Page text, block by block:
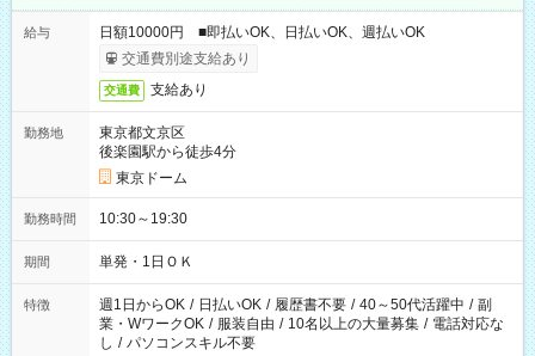
給与
日額10000円 ■即払いOK、日払いOK、週払いOK
交通費別途支給あり
交通費 支給あり
勤務地
東京都文京区
後楽園駅から徒歩4分
東京ドーム
勤務時間 10:30～19:30
期間 単発・1日ＯＫ
特徴 週1日からOK / 日払いOK / 履歴書不要 / 40～50代活躍中 / 副
業・WワークOK / 服装自由 / 10名以上の大量募集 / 電話対応な
し / パソコンスキル不要